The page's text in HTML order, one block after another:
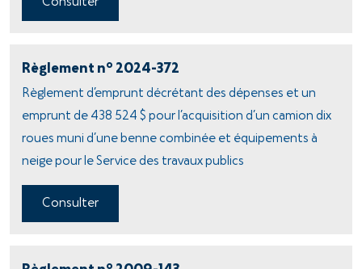
Consulter
Règlement no 2024-372
Règlement d’emprunt décrétant des dépenses et un
emprunt de 438 524 $ pour l’acquisition d’un camion dix
roues muni d’une benne combinée et équipements à
neige pour le Service des travaux publics
Consulter
o